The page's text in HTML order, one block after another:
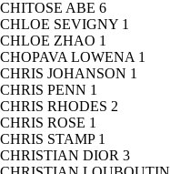
CHITOSE ABE 6
CHLOE SEVIGNY 1
CHLOE ZHAO 1
CHOPAVA LOWENA 1
CHRIS JOHANSON 1
CHRIS PENN 1
CHRIS RHODES 2
CHRIS ROSE 1
CHRIS STAMP 1
CHRISTIAN DIOR 3